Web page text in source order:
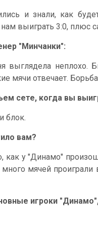
и знали, как
выиграть 3:0, плюс
"Минчанки":
выглядела неплохо.
мячи отвечает.
сете, когда вы
блок.
вам?
как у "Динамо"
мячей
игроки